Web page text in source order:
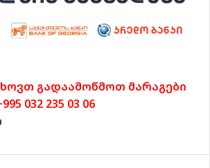
გადაამოწმოთ მარაგები
032 235 03 06